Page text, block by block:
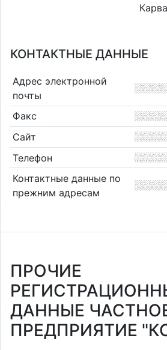
КОНТАКТНЫЕ ДАННЫЕ
Адрес электронной
почты
Факс
Сайт
Телефон
Контактные данные по
прежним адресам
ПРОЧИЕ
ДАННЫЕ
ПРЕДПРИЯТИЕ